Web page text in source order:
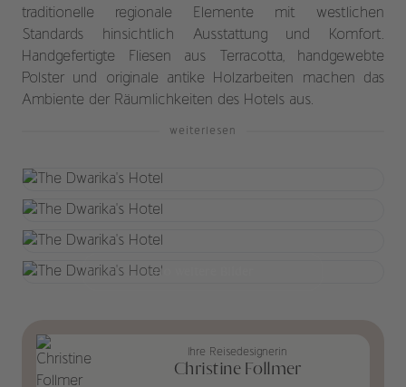
traditionelle regionale Elemente mit westlichen
Standards hinsichtlich Ausstattung und Komfort.
Handgefertigte Fliesen aus Terracotta, handgewebte
Polster und originale antike Holzarbeiten machen das
Ambiente der Räumlichkeiten des Hotels aus.
weiterlesen
+10 weitere Bilder
Ihre Reisedesignerin
Christine Follmer